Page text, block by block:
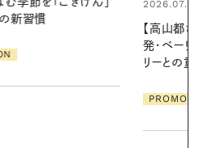
づけも素敵な大人の
ア